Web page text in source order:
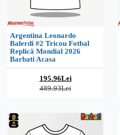
Argentina Leonardo
Balerdi #2 Tricou Fotbal
Replică Mondial 2026
Barbati Acasa
195.96Lei
489.93Lei